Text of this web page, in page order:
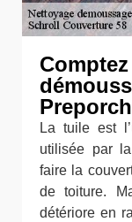
La tuile est
utilisée par
faire la
de toiture.
détériore en